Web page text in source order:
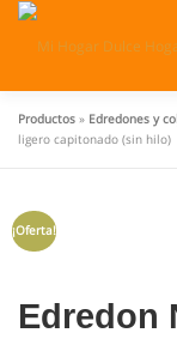
Saltar
contenido
SERVICIOS
¿DÓNDE
Productos » Edredones y
ligero capitonado (sin hilo)
¡Oferta!
Edredon